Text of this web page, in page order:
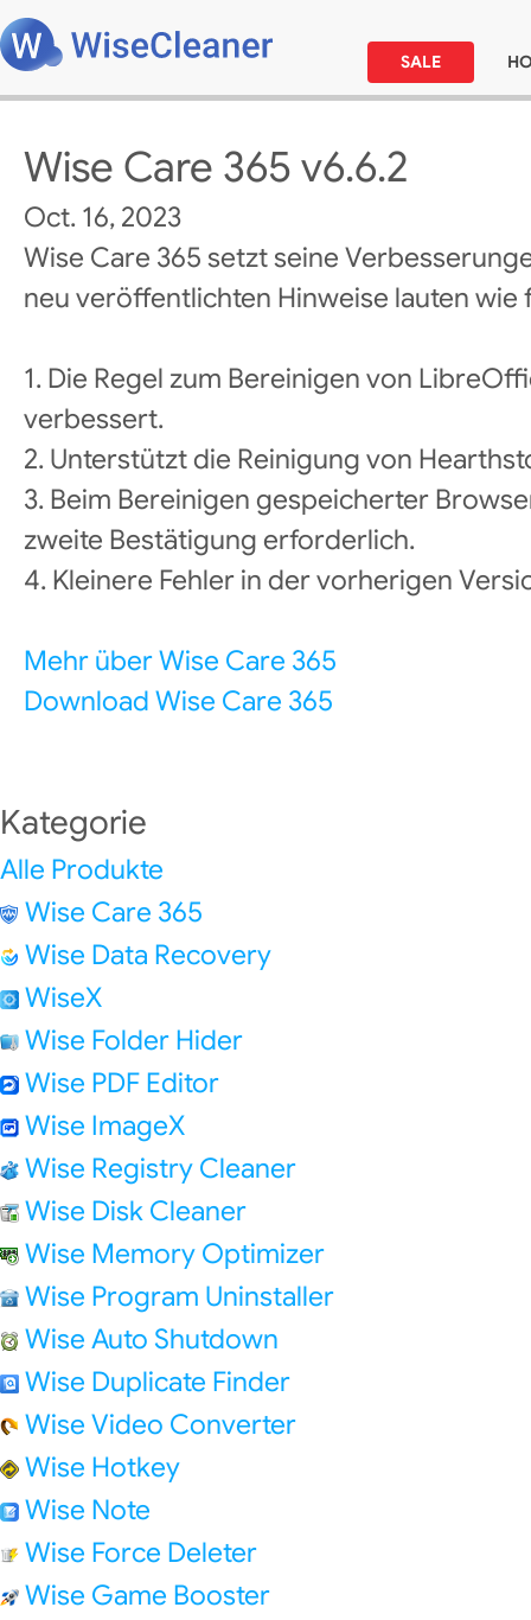
SALE
Wise Care 365 v6.6.2
Oct. 16, 2023
Wise Care 365 setzt seine
neu veröffentlichten Hinweise lauten wie
1. Die Regel zum Bereinigen von
verbessert.
2. Unterstützt die Reinigung von
3. Beim Bereinigen gespeicherter
zweite Bestätigung erforderlich.
4. Kleinere Fehler in der vorherigen
Mehr über Wise Care 365
Download Wise Care 365
Kategorie
Alle Produkte
Wise Care 365
Wise Data Recovery
WiseX
Wise Folder Hider
Wise PDF Editor
Wise ImageX
Wise Registry Cleaner
Wise Disk Cleaner
Wise Memory Optimizer
Wise Program Uninstaller
Wise Auto Shutdown
Wise Duplicate Finder
Wise Video Converter
Wise Hotkey
Wise Note
Wise Force Deleter
Wise Game Booster